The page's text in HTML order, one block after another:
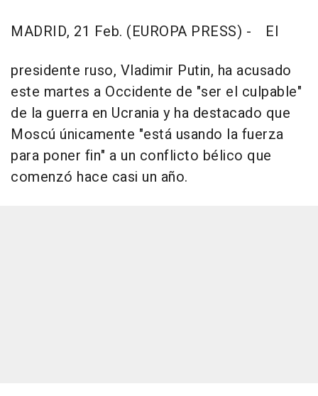
MADRID, 21 Feb. (EUROPA PRESS) -
El
presidente ruso, Vladimir Putin, ha acusado
este martes a Occidente de "ser el culpable"
de la guerra en Ucrania y ha destacado que
Moscú únicamente "está usando la fuerza
para poner fin" a un conflicto bélico que
comenzó hace casi un año.